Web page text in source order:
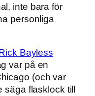
inte bara för
personliga
Bayless
var på en
(och var
flasklock till